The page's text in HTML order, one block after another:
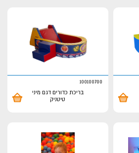
100100700
בריכת כדורים דגם מיני
טיטניק